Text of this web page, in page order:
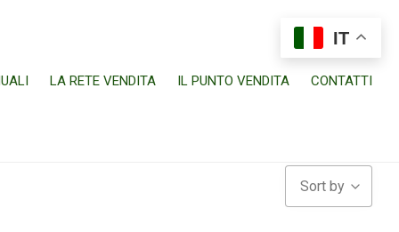
LA RETE VENDITA IL PUNTO VENDITA CONTATTI
Sort by
IT